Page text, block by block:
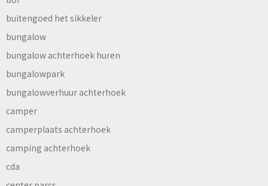
buitengoed het sikkeler
bungalow
bungalow achterhoek huren
bungalowpark
bungalowverhuur achterhoek
camper
camperplaats achterhoek
camping achterhoek
cda